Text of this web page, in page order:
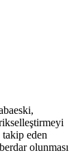
eden
olunması